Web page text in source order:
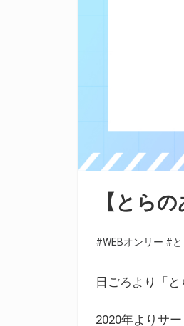
【とら
#WEBオンリー #と
日ごろより「と
2020年よりサ